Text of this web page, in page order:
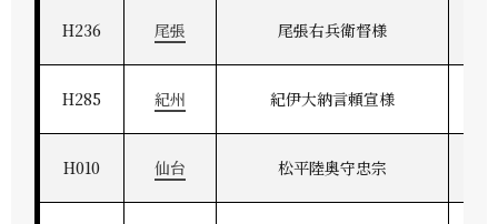
H236 尾張 尾張右兵衛督様
H285 紀州 紀伊大納言頼宣様
H010 仙台 松平陸奥守忠宗